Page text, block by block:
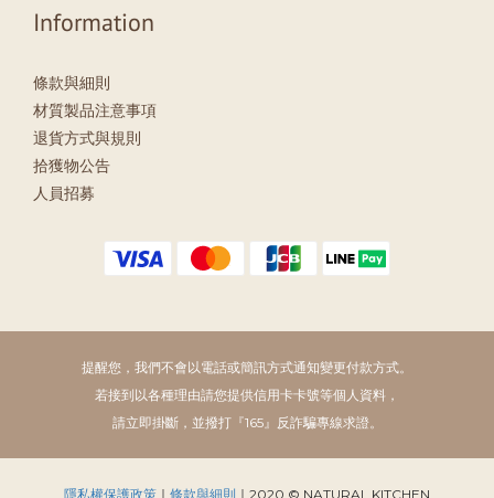
Information
條款與細則
材質製品注意事項
退貨方式與規則
拾獲物公告
人員招募
提醒您，我們不會以電話或簡訊方式通知變更付款方式。
若接到以各種理由請您提供信用卡卡號等個人資料，
請立即掛斷，並撥打『165』反詐騙專線求證。
隱私權保護政策 ｜ 條款與細則 ｜2020 © NATURAL KITCHEN